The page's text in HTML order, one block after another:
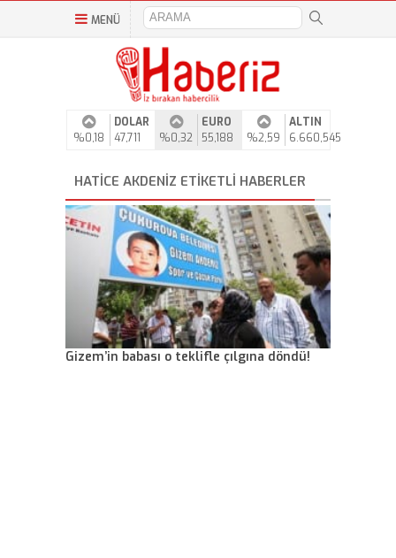
MENÜ
%0,18
DOLAR
47,711
%0,32
EURO
55,188
%2,59
ALTIN
6.660,545
HATICE AKDENIZ ETIKETLI HABERLER
Gizem’in babası o teklifle çılgına döndü!